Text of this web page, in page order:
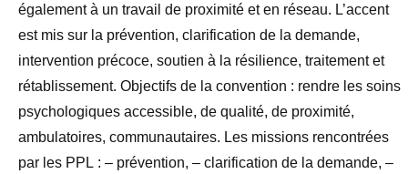
également à un travail de proximité et en réseau. L’accent
est mis sur la prévention, clarification de la demande,
intervention précoce, soutien à la résilience, traitement et
rétablissement. Objectifs de la convention : rendre les soins
psychologiques accessible, de qualité, de proximité,
ambulatoires, communautaires. Les missions rencontrées
par les PPL : – prévention, – clarification de la demande, –